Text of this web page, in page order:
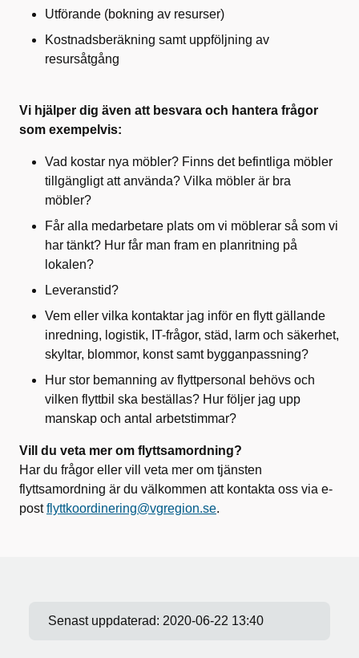
Utförande (bokning av resurser)
Kostnadsberäkning samt uppföljning av
resursåtgång
Vi hjälper dig även att besvara och hantera frågor
som exempelvis:
Vad kostar nya möbler? Finns det befintliga möbler
tillgängligt att använda? Vilka möbler är bra
möbler?
Får alla medarbetare plats om vi möblerar så som vi
har tänkt? Hur får man fram en planritning på
lokalen?
Leveranstid?
Vem eller vilka kontaktar jag inför en flytt gällande
inredning, logistik, IT-frågor, städ, larm och säkerhet,
skyltar, blommor, konst samt bygganpassning?
Hur stor bemanning av flyttpersonal behövs och
vilken flyttbil ska beställas? Hur följer jag upp
manskap och antal arbetstimmar?
Vill du veta mer om flyttsamordning?
Har du frågor eller vill veta mer om tjänsten
flyttsamordning är du välkommen att kontakta oss via e-
postflyttkoordinering@vgregion.se.
Senast uppdaterad: 2020-06-22 13:40